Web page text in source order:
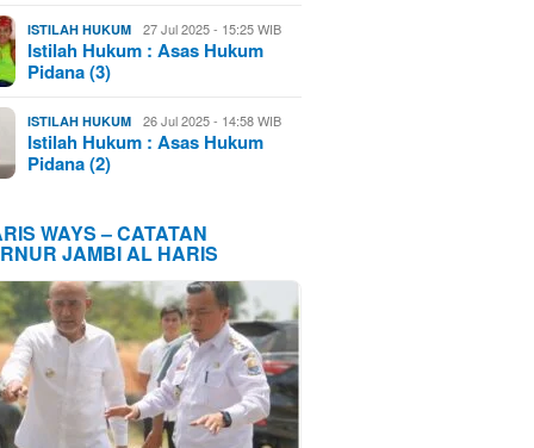
ISTILAH HUKUM 27 Jul 2025 - 15:25 WIB
Istilah Hukum : Asas Hukum
Pidana (3)
ISTILAH HUKUM 26 Jul 2025 - 14:58 WIB
Istilah Hukum : Asas Hukum
Pidana (2)
WAYS – CATATAN
JAMBI AL HARIS